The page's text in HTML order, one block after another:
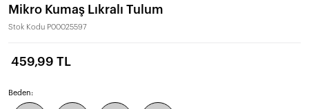
Mikro Kumaş Lıkralı Tulum
Stok Kodu P00025597
459,99 TL
Beden: